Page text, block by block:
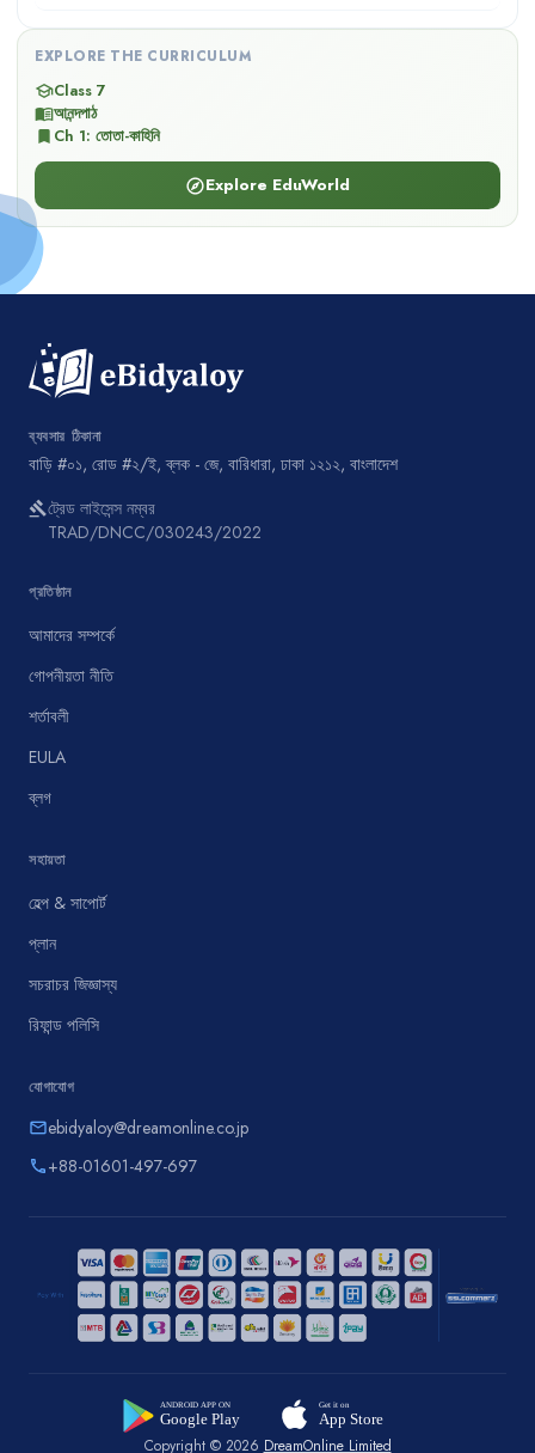
EXPLORE THE CURRICULUM
schoolClass 7
menu_bookআনন্দপাঠ
bookmark Ch 1: তোতা-কাহিনি
exploreExplore EduWorld
ব্যবসার ঠিকানা
বাড়ি #০১, রোড #২/ই, ব্লক - জে, বারিধারা, ঢাকা ১২১২, বাংলাদেশ
gavelট্রেড লাইসেন্স নম্বর
TRAD/DNCC/030243/2022
প্রতিষ্ঠান
আমাদের সম্পর্কে
গোপনীয়তা নীতি
শর্তাবলী
EULA
ব্লগ
সহায়তা
হেল্প & সাপোর্ট
প্লান
সচরাচর জিজ্ঞাস্য
রিফান্ড পলিসি
যোগাযোগ
emailebidyaloy@dreamonline.co.jp
phone+88-01601-497-697
Copyright © 2026 DreamOnline Limited